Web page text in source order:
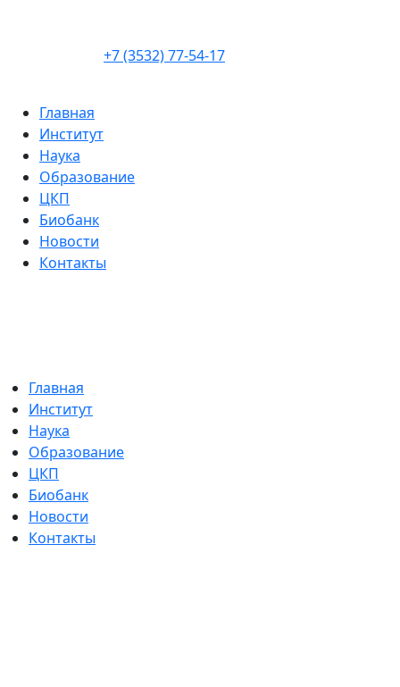
+7 (3532) 77-54-17
Главная
Институт
Наука
Образование
ЦКП
Биобанк
Новости
Контакты
Главная
Институт
Наука
Образование
ЦКП
Биобанк
Новости
Контакты